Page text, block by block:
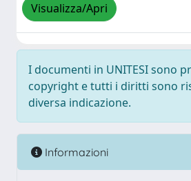
Visualizza/Apri
I documenti in UNITESI sono
copyright e tutti i diritti sono
diversa indicazione.
Informazioni